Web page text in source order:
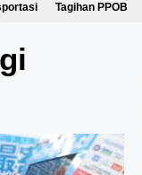
Tagihan PPOB